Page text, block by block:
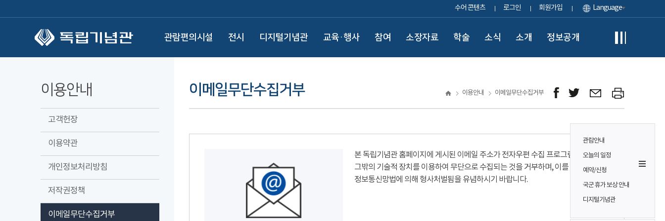
수어 콘텐츠 로그인 회원가입 Language
관람편의시설 전시 디지털기념관 교육·행사 참여 소장자료 학술 소식 소개 정보공개
관람안내
오늘의 일정
예약/신청
국군 휴가 보상 안내
디지털기념관
이용안내
고객헌장
이용약관
개인정보처리방침
저작권정책
이메일무단수집거부
이메일무단수집거부 이용안내 이메일무단수집거부
본 독립기념관 홈페이지에 게시된 이메일 주소가 전자우편 수집 프로그램이나
그밖의 기술적 장치를 이용하여 무단으로 수집되는 것을 거부하며, 이를 위반시
정보통신망법에 의해 형사처벌됨을 유념하시기 바랍니다.